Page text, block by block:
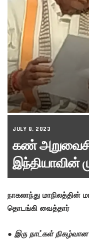
JULY 8, 2023
கண்
இந்தியாவின்
நாகலாந்து மாநிலத்தின்
தொடங்கி வைத்தார்
● இரு நாட்கள் நிகழ்வான